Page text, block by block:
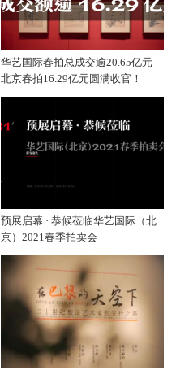
华艺国际春拍总成交逾20.65亿元
北京春拍16.29亿元圆满收官！
预展启幕 · 恭候莅临华艺国际（北
京）2021春季拍卖会